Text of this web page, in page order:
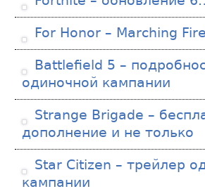
For Honor – Marching
Battlefield 5 –
одиночной кампании
Strange Brigade –
дополнение и не только
Star Citizen – трейлер
кампании